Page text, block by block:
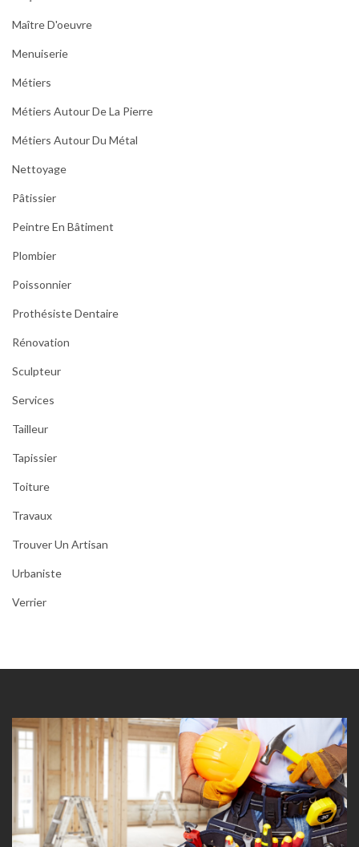
Maître D'oeuvre
Menuiserie
Métiers
Métiers Autour De La Pierre
Métiers Autour Du Métal
Nettoyage
Pâtissier
Peintre En Bâtiment
Plombier
Poissonnier
Prothésiste Dentaire
Rénovation
Sculpteur
Services
Tailleur
Tapissier
Toiture
Travaux
Trouver Un Artisan
Urbaniste
Verrier